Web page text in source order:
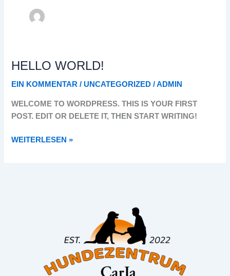
HELLO WORLD!
EIN KOMMENTAR /UNCATEGORIZED /ADMIN
WELCOME TO WORDPRESS. THIS IS YOUR FIRST
POST. EDIT OR DELETE IT, THEN START WRITING!
HELLO
WEITERLESEN »